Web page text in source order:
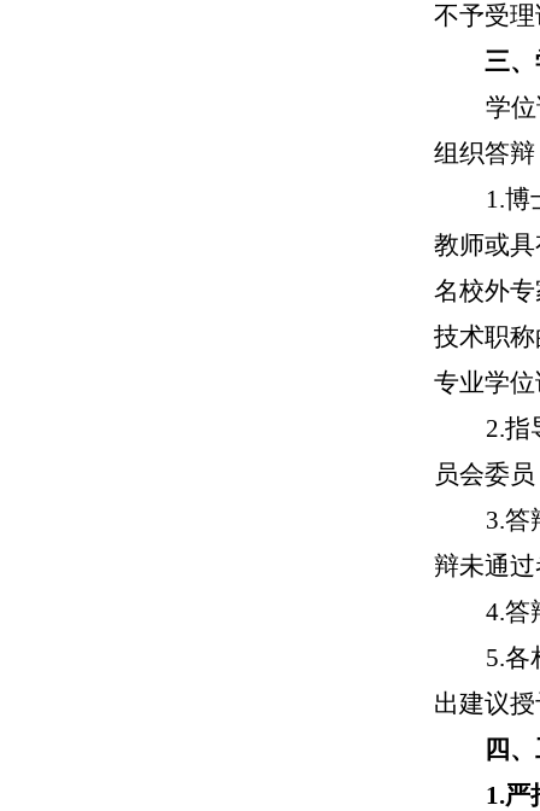
不予受
三
学
组织答
1.博
教师或
名校外
技术职
专业学
2.指
员会委
3.答
辩未通
4.答
5.各
出建议
四
1.严